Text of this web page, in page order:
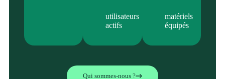
utilisateurs
actifs
matériels
équipés
Qui sommes-nous ?